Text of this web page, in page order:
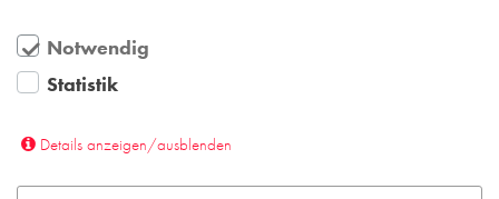
Notwendig
Statistik
Details anzeigen/ausblenden